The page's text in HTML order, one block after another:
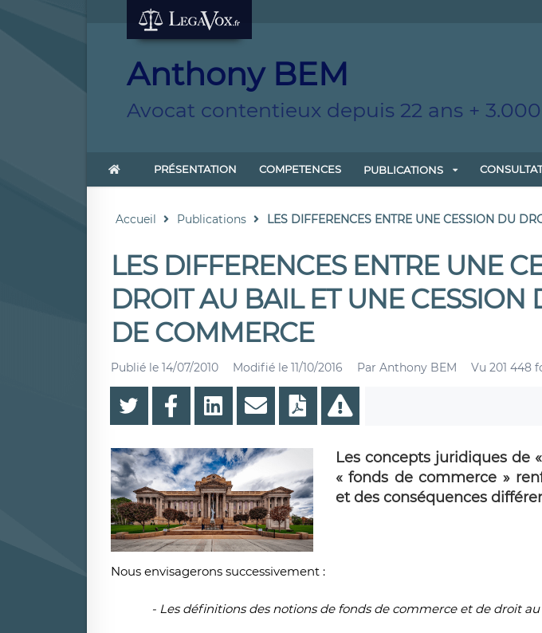
Anthony BEM
Avocat contentieux depuis 22 ans +
PRÉSENTATION COMPETENCES PUBLICATIONS
Accueil Publications LES DIFFERENCES ENTRE UNE CESSION DU
LES DIFFERENCES ENTRE UNE
DROIT AU BAIL ET UNE CESSION
DE COMMERCE
Publié le 14/07/2010 Modifié le 11/10/2016 Par Anthony BEM Vu 201 448
Les concepts juridiques de
« fonds de commerce »
et des conséquences
Nous envisagerons successivement :
- Les définitions des notions de fonds de commerce et de droit au